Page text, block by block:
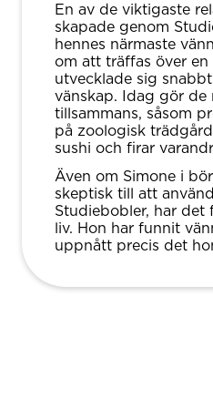
En av de viktigaste
skapade genom
hennes närmaste
om att träffas över
utvecklade sig
vänskap. Idag gör de
tillsammans, såsom
på zoologisk
sushi och firar
Även om Simone i
skeptisk till att
Studiebobler, har det
liv. Hon har funnit
uppnått precis det